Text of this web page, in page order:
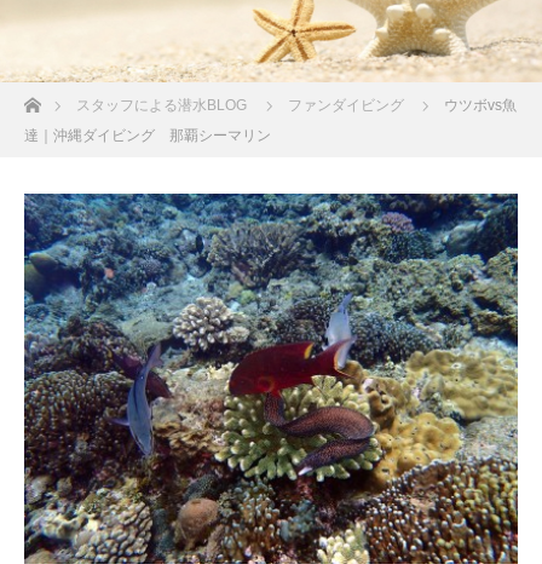
ホームスタッフによる潜水BLOG ファンダイビング
ウツボvs魚
達｜沖縄ダイビング 那覇シーマリン